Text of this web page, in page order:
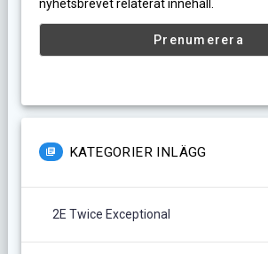
nyhetsbrevet relaterat innehåll.
KATEGORIER INLÄGG
2E Twice Exceptional